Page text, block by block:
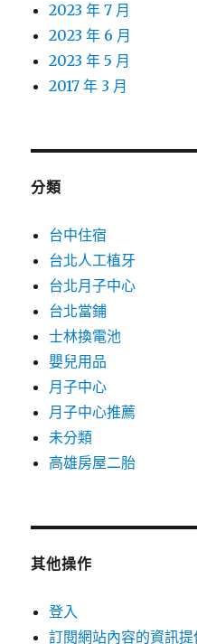
2023 年 7 月
2023 年 6 月
2023 年 5 月
2017 年 3 月
分類
台中住宿
台北人工植牙
台北月子中心
台北當鋪
士林換電池
嬰兒用品
月子中心
月子中心推薦
未分類
高雄房屋二胎
其他操作
登入
訂閱網站內容的資訊提